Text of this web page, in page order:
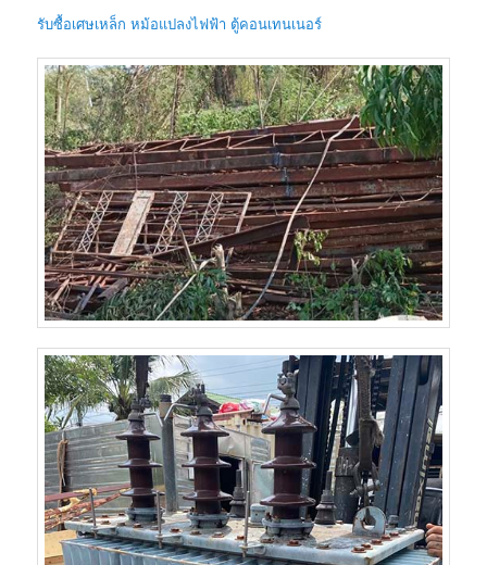
รับซื้อเศษเหล็ก หม้อแปลงไฟฟ้า ตู้คอนเทนเนอร์